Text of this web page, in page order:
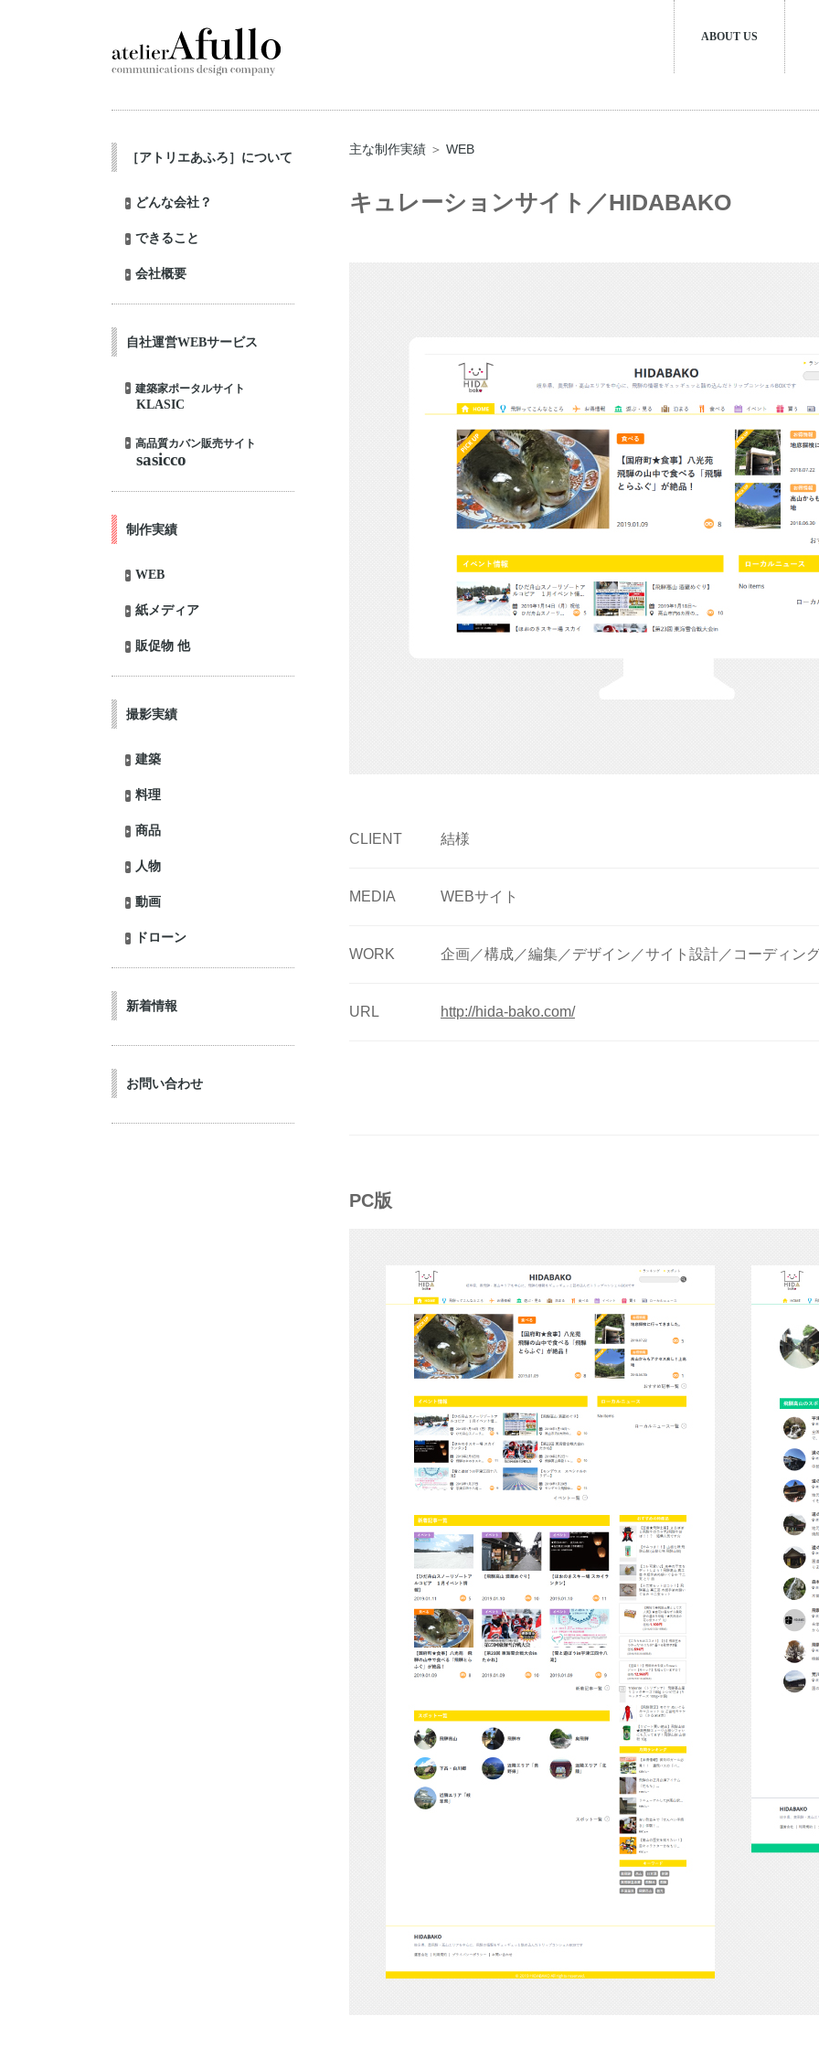
ABOUT US
［アトリエあふろ］について
どんな会社？
できること
会社概要
自社運営WEBサービス
建築家ポータルサイト
KLASIC
高品質カバン販売サイト
sasicco
制作実績
WEB
紙メディア
販促物 他
撮影実績
建築
料理
商品
人物
動画
ドローン
新着情報
お問い合わせ
主な制作実績 ＞ WEB
キュレーションサイト／HIDABAKO
CLIENT 結様
MEDIA WEBサイト
WORK 企画／構成／編集／デザイン／サイト設計／コーディン
URL http://hida-bako.com/
PC版